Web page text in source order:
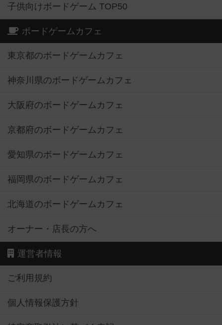
子供向けボードゲーム TOP50
ボードゲームカフェ
東京都のボードゲームカフェ
神奈川県のボードゲームカフェ
大阪府のボードゲームカフェ
京都府のボードゲームカフェ
愛知県のボードゲームカフェ
福岡県のボードゲームカフェ
北海道のボードゲームカフェ
オーナー・店長の方へ
運営者情報
ご利用規約
個人情報保護方針